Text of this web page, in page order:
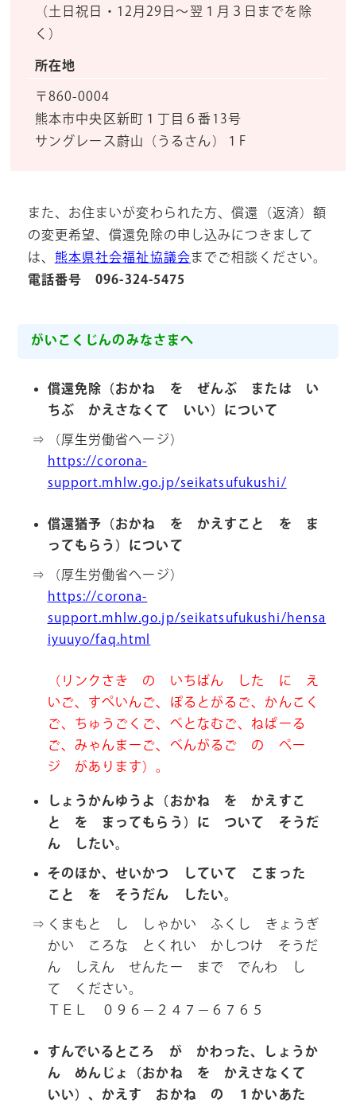
（土日祝日・12月29日～翌１月３日までを除
く）
所在地
〒860-0004
熊本市中央区新町１丁目６番13号
サングレース蔚山（うるさん）１F
また、お住まいが変わられた方、償還（返済）額
の変更希望、償還免除の申し込みにつきまして
は、熊本県社会福祉協議会までご相談ください。
電話番号 096-324-5475
がいこくじんのみなさまへ
償還免除（おかね を ぜんぶ または い
ちぶ かえさなくて いい）について
（厚生労働省ヘージ）
https://corona-
support.mhlw.go.jp/seikatsufukushi/
償還猶予（おかね を かえすこと を ま
ってもらう）について
（厚生労働省ヘージ）
https://corona-
support.mhlw.go.jp/seikatsufukushi/hensa
iyuuyo/faq.html
（リンクさき の いちばん した に え
いご、すぺいんご、ぽるとがるご、かんこく
ご、ちゅうごくご、べとなむご、ねぱーる
ご、みゃんまーご、べんがるご の ペー
ジ があります）。
しょうかんゆうよ（おかね を かえすこ
と を まってもらう）に ついて そうだ
ん したい。
そのほか、せいかつ していて こまった
こと を そうだん したい。
くまもと し しゃかい ふくし きょうぎ
かい ころな とくれい かしつけ そうだ
ん しえん せんたー まで でんわ し
て ください。
ＴＥＬ ０９６－２４７－６７６５
すんでいるところ が かわった、しょうか
ん めんじょ（おかね を かえさなくて
いい）、かえす おかね の １かいあた